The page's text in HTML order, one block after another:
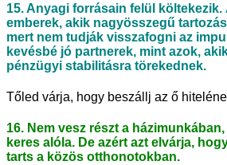
15. Anyagi forrásain felül költekezik.
emberek, akik nagyösszegű
mert nem tudják visszafogni az
kevésbé jó partnerek, mint azok,
pénzügyi stabilitásra törekednek.
Tőled várja, hogy beszállj az ő
16. Nem vesz részt a
keres alóla. De azért azt elvárja,
tarts a közös otthonotokban.